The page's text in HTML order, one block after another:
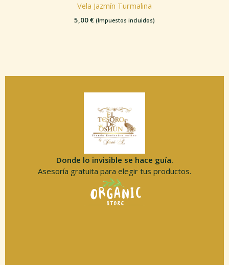
Vela Jazmín Turmalina
5,00€ (Impuestos incluidos)
Donde lo invisible se hace guía.
Asesoría gratuita para elegir tus productos.